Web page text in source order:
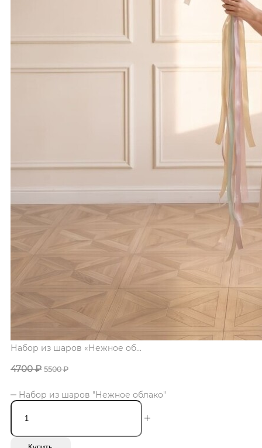
Набор из шаров «Нежное об...
4700₽ 5500₽
Набор из шаров "Нежное облако"